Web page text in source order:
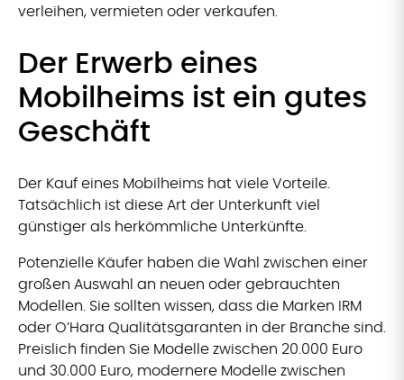
verleihen, vermieten oder verkaufen.
Der Erwerb eines
Mobilheims ist ein gutes
Geschäft
Der Kauf eines Mobilheims hat viele Vorteile.
Tatsächlich ist diese Art der Unterkunft viel
günstiger als herkömmliche Unterkünfte.
Potenzielle Käufer haben die Wahl zwischen einer
großen Auswahl an neuen oder gebrauchten
Modellen. Sie sollten wissen, dass die Marken IRM
oder O’Hara Qualitätsgaranten in der Branche sind.
Preislich finden Sie Modelle zwischen 20.000 Euro
und 30.000 Euro, modernere Modelle zwischen